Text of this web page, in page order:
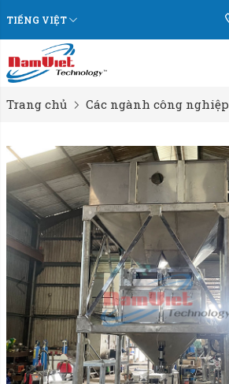
TIẾNG VIỆT
Trang chủ Các ngành công nghiệp